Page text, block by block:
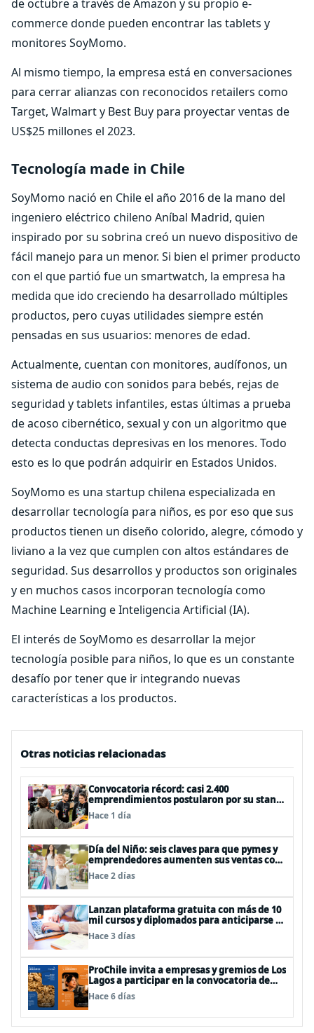
de octubre a través de Amazon y su propio e-
commerce donde pueden encontrar las tablets y
monitores SoyMomo.
Al mismo tiempo, la empresa está en conversaciones
para cerrar alianzas con reconocidos retailers como
Target, Walmart y Best Buy para proyectar ventas de
US$25 millones el 2023.
Tecnología made in Chile
SoyMomo nació en Chile el año 2016 de la mano del
ingeniero eléctrico chileno Aníbal Madrid, quien
inspirado por su sobrina creó un nuevo dispositivo de
fácil manejo para un menor. Si bien el primer producto
con el que partió fue un smartwatch, la empresa ha
medida que ido creciendo ha desarrollado múltiples
productos, pero cuyas utilidades siempre estén
pensadas en sus usuarios: menores de edad.
Actualmente, cuentan con monitores, audífonos, un
sistema de audio con sonidos para bebés, rejas de
seguridad y tablets infantiles, estas últimas a prueba
de acoso cibernético, sexual y con un algoritmo que
detecta conductas depresivas en los menores. Todo
esto es lo que podrán adquirir en Estados Unidos.
SoyMomo es una startup chilena especializada en
desarrollar tecnología para niños, es por eso que sus
productos tienen un diseño colorido, alegre, cómodo y
liviano a la vez que cumplen con altos estándares de
seguridad. Sus desarrollos y productos son originales
y en muchos casos incorporan tecnología como
Machine Learning e Inteligencia Artificial (IA).
El interés de SoyMomo es desarrollar la mejor
tecnología posible para niños, lo que es un constante
desafío por tener que ir integrando nuevas
características a los productos.
Otras noticias relacionadas
Convocatoria récord: casi 2.400
emprendimientos postularon por su stand
gratuito en el EtMday 2026
Hace 1 día
Día del Niño: seis claves para que pymes y
emprendedores aumenten sus ventas con
publicidad eficiente
Hace 2 días
Lanzan plataforma gratuita con más de 10
mil cursos y diplomados para anticiparse al
futuro del trabajo
Hace 3 días
ProChile invita a empresas y gremios de Los
Lagos a participar en la convocatoria de
Concursos 2027
Hace 6 días